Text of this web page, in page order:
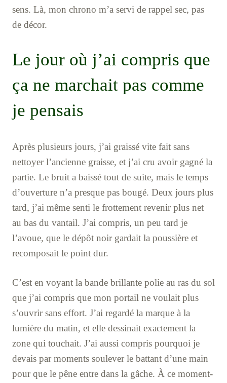
sens. Là, mon chrono m’a servi de rappel sec, pas
de décor.
Le jour où j’ai compris que
ça ne marchait pas comme
je pensais
Après plusieurs jours, j’ai graissé vite fait sans
nettoyer l’ancienne graisse, et j’ai cru avoir gagné la
partie. Le bruit a baissé tout de suite, mais le temps
d’ouverture n’a presque pas bougé. Deux jours plus
tard, j’ai même senti le frottement revenir plus net
au bas du vantail. J’ai compris, un peu tard je
l’avoue, que le dépôt noir gardait la poussière et
recomposait le point dur.
C’est en voyant la bande brillante polie au ras du sol
que j’ai compris que mon portail ne voulait plus
s’ouvrir sans effort. J’ai regardé la marque à la
lumière du matin, et elle dessinait exactement la
zone qui touchait. J’ai aussi compris pourquoi je
devais par moments soulever le battant d’une main
pour que le pêne entre dans la gâche. À ce moment-